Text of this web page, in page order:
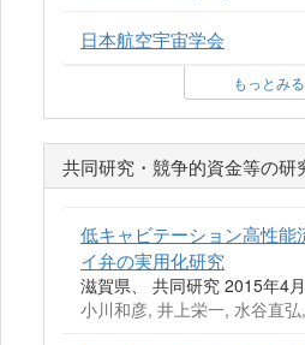
日本航空宇宙学会
もっとみる
共同研究・競争的資金等の研
低キャビテーション高性能
イ弁の実用化研究
滋賀県、 共同研究 2015年4
小川和彦, 井上栄一, 水谷直